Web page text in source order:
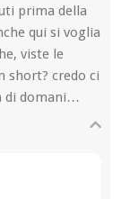
prima della
qui si voglia
viste le
short? credo ci
di domani…